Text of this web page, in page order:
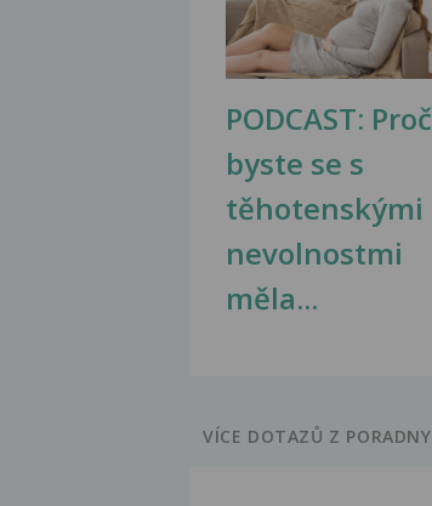
PODCAST: Proč
byste se s
těhotenskými
nevolnostmi
měla...
VÍCE DOTAZŮ Z PORADNY